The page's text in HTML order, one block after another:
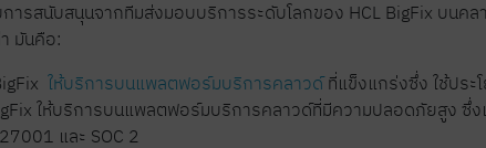
การสนับสนุนจากทีมส่งมอบบริการระดับโลกของ HCL BigFix บ
มันคือ:
ให้บริการบนแพลตฟอร์มบริการคลาวด์ที่แข็งแกร่งซึ่ง ใช้ประ
ให้บริการบนแพลตฟอร์มบริการคลาวด์ที่มีความปลอดภัยสูง ซึ่
และ SOC 2